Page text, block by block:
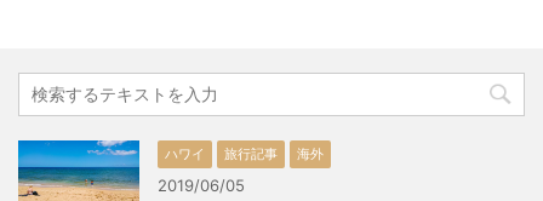
ハワイ 旅行記事 海外
2019/06/05